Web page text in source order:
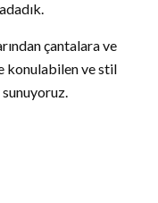
çantalara ve
konulabilen ve stil